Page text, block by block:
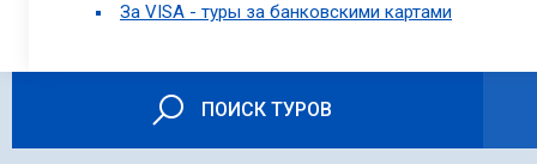
За VISA - туры за банковскими картами
ПОИСК ТУРОВ